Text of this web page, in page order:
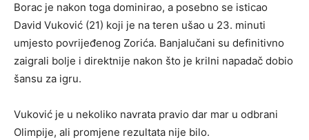
Borac je nakon toga dominirao, a posebno se isticao
David Vuković (21) koji je na teren ušao u 23. minuti
umjesto povrijeđenog Zorića. Banjalučani su definitivno
zaigrali bolje i direktnije nakon što je krilni napadač dobio
šansu za igru.
Vuković je u nekoliko navrata pravio dar mar u odbrani
Olimpije, ali promjene rezultata nije bilo.